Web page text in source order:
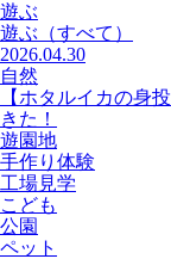
遊ぶ
遊ぶ （すべて）
2026.04.30
自然
【ホタルイカの身
きた！
遊園地
手作り体験
工場見学
こども
公園
ペット